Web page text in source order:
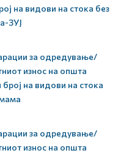
на видови на стока без
ЗУЈ
за одредување/
износ на општа
број на видови на стока
за одредување/
износ на општа